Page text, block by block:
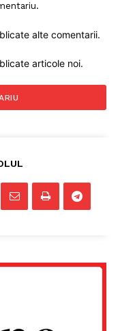
alte comentarii.
articole noi.